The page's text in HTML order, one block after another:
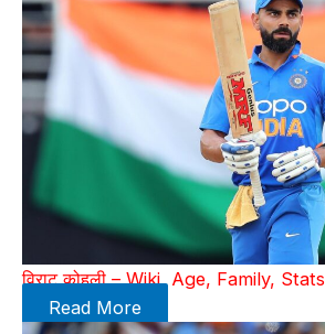
विराट कोहली – Wiki, Age, Family, Stats
Read More